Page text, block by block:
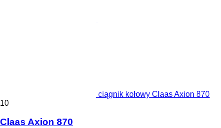
ciągnik kołowy Claas Axion 870
10
Claas Axion 870